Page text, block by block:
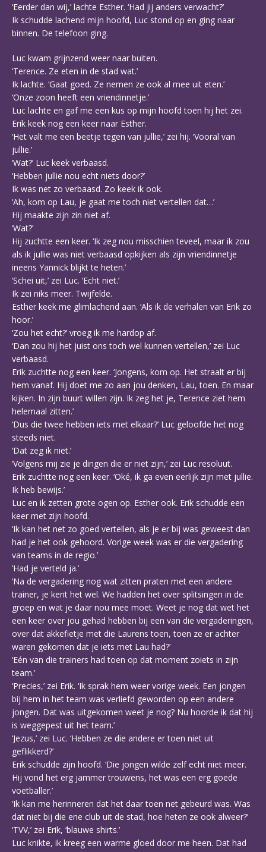
‘Eerder dan wij,’ lachte Esther. ‘Had jij anders verwacht?’
Ik schudde lachend mijn hoofd, Luc stond op en ging naar
binnen. De telefoon ging.
Luc kwam grijnzend weer naar buiten.
‘Terence. Ze eten in de stad wat.’
Ik lachte. ‘Gaat goed. Ze nemen ze ook al mee uit eten.’
‘Onze zoon heeft een vriendinnetje.’
Luc lachte en gaf me een kus op mijn hoofd toen hij het zei.
Erik keek nog een keer naar Esther.
‘Het valt me een beetje tegen van jullie,’ zei hij. ‘Vooral van
jullie.’
‘Wat?’ Luc keek verbaasd.
‘Hebben jullie nou echt niets door?’
Ik was net zo verbaasd. Zo keek ik ook.
‘Ah, kom op Lau, je gaat me toch niet vertellen dat…’
Hij maakte zijn zin niet af.
‘Wat?’
Hij zuchtte een keer. ‘Ik zeg nou misschien teveel, maar ik zou
als ik jullie was niet verbaasd opkijken als zijn vriendinnetje
ineens Yannick blijkt te heten.’
‘Schei uit,’ zei Luc. ‘Echt niet.’
Ik zei niks meer. Twijfelde.
Esther keek me glimlachend aan. ‘Als ik de verhalen van Erik zo
hoor.’
‘Zou het echt?’ vroeg ik me hardop af.
‘Dan zou hij het juist ons toch wel kunnen vertellen,’ zei Luc
verbaasd.
Erik zuchtte nog een keer. ‘Jongens, kom op. Het straalt er bij
hem vanaf. Hij doet me zo aan jou denken, Lau, toen. En maar
kijken. In zijn buurt willen zijn. Ik zeg het je, Terence ziet hem
helemaal zitten.’
‘Dus die twee hebben iets met elkaar?’ Luc geloofde het nog
steeds niet.
‘Dat zeg ik niet.’
‘Volgens mij zie je dingen die er niet zijn,’ zei Luc resoluut.
Erik zuchtte nog een keer. ‘Oké, ik ga even eerlijk zijn met jullie.
Ik heb bewijs.’
Luc en ik zetten grote ogen op. Esther ook. Erik schudde een
keer met zijn hoofd.
‘Ik kan het net zo goed vertellen, als je er bij was geweest dan
had je het ook gehoord. Vorige week was er die vergadering
van teams in de regio.’
‘Had je verteld ja.’
‘Na de vergadering nog wat zitten praten met een andere
trainer, je kent het wel. We hadden het over splitsingen in de
groep en wat je daar nou mee moet. Weet je nog dat wet het
een keer over jou gehad hebben bij een van die vergaderingen,
over dat akkefietje met die Laurens toen, toen ze er achter
waren gekomen dat je iets met Lau had?’
‘Eén van die trainers had toen op dat moment zoiets in zijn
team.’
‘Precies,’ zei Erik. ‘Ik sprak hem weer vorige week. Een jongen
bij hem in het team was verliefd geworden op een andere
jongen. Dat was uitgekomen weet je nog? Nu hoorde ik dat hij
is weggepest uit het team.’
‘Jezus,’ zei Luc. ‘Hebben ze die andere er toen niet uit
geflikkerd?’
Erik schudde zijn hoofd. ‘Die jongen wilde zelf echt niet meer.
Hij vond het erg jammer trouwens, het was een erg goede
voetballer.’
‘Ik kan me herinneren dat het daar toen net gebeurd was. Was
dat niet bij die ene club uit de stad, hoe heten ze ook alweer?’
‘TVV,’ zei Erik, ‘blauwe shirts.’
Luc knikte, ik kreeg een warme gloed door me heen. Dat had